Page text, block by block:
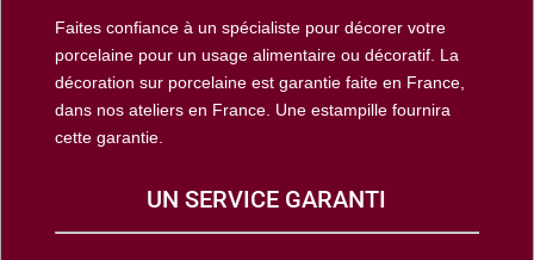
Faites confiance à un spécialiste pour décorer votre
porcelaine pour un usage alimentaire ou décoratif. La
décoration sur porcelaine est garantie faite en France,
dans nos ateliers en France. Une estampille fournira
cette garantie.
UN SERVICE GARANTI